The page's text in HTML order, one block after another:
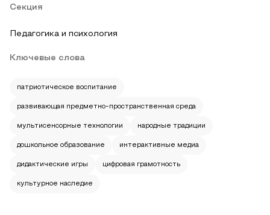
Секция
Педагогика и психология
Ключевые слова
патриотическое воспитание
развивающая предметно-пространственная среда
мультисенсорные технологии народные традиции
дошкольное образование интерактивные медиа
дидактические игры цифровая грамотность
культурное наследие